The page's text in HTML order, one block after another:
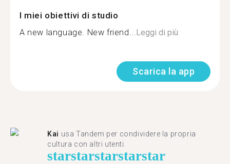
I miei obiettivi di studio
A new language. New friend...Leggi di più
Scarica la app
Kai usa Tandem per condividere la propria
cultura con altri utenti.
starstarstarstarstar